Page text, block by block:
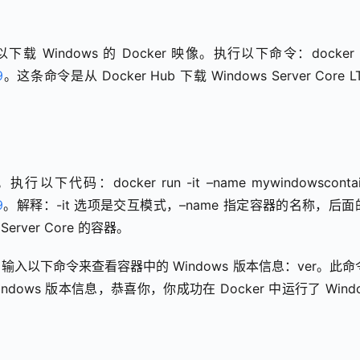
。这条命令是从 Docker Hub 下载 Windows Server Core
。解释：-it 选项是交互模式，–name 指定容器的名称，后面
Core 的容器。
入以下命令来查看容器中的 Windows 版本信息：ver。此命
版本信息，恭喜你，你成功在 Docker 中运行了